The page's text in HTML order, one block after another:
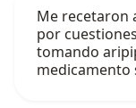
Me recetaron
por
tomando
medicamento